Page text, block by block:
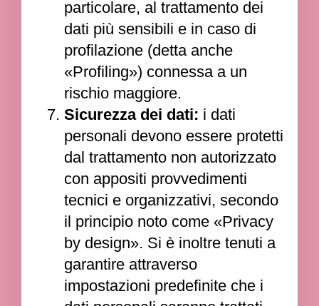
particolare, al trattamento dei
dati più sensibili e in caso di
profilazione (detta anche
«Profiling») connessa a un
rischio maggiore.
Sicurezza dei dati: i dati
personali devono essere protetti
dal trattamento non autorizzato
con appositi provvedimenti
tecnici e organizzativi, secondo
il principio noto come «Privacy
by design». Si è inoltre tenuti a
garantire attraverso
impostazioni predefinite che i